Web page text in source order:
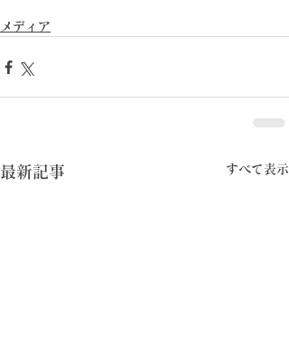
メディア
最新記事 すべて表示